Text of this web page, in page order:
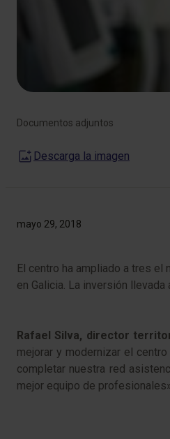
mayo 29, 2018
​El centro ha ampliado a tres
en Galicia. La inversión
Rafael Silva, director
mejorar y modernizar el
completar nuestra red
mejor equipo de
Documentos adjuntos
Descarga la imagen